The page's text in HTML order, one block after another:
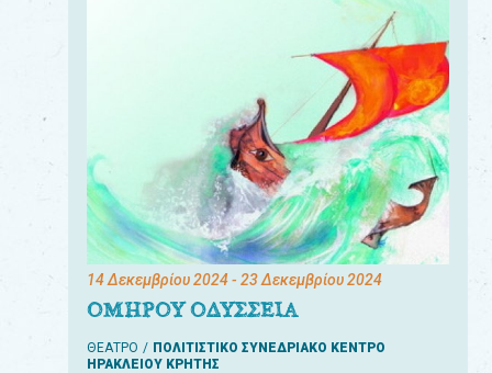
14 Δεκεμβρίου 2024- 23 Δεκεμβρίου 2024
ΟΜΗΡΟΥ ΟΔΥΣΣΕΙΑ
ΘΕΑΤΡΟ
ΠΟΛΙΤΙΣΤΙΚΟ ΣΥΝΕΔΡΙΑΚΟ ΚΕΝΤΡΟ
ΗΡΑΚΛΕΙΟΥ ΚΡΗΤΗΣ